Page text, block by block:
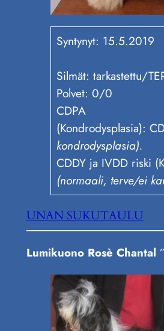
Syntynyt: 15.5.2019
Silmät: tarkastettu/
Polvet: 0/0
CDPA
(Kondrodysplasia):
kondrodysplasia).
CDDY ja IVDD riski
(normaali, terve/ei
UNAN SUKUTAULU
Lumikuono Rosè Chantal